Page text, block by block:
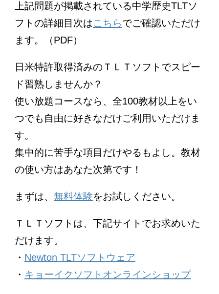
上記問題が掲載されている中学歴史TLTソ
フトの詳細目次はこちらでご確認いただけ
ます。（PDF）
日米特許取得済みのＴＬＴソフトでスピー
ド習熟しませんか？
使い放題コースなら、全100教材以上をい
つでも自由に好きなだけご利用いただけま
す。
集中的に苦手な項目だけやるもよし。教材
の使い方はあなた次第です！
まずは、 無料体験をお試しください。
ＴＬＴソフトは、下記サイトでお求めいた
だけます。
・ Newton TLTソフトウェア
・ キョーイクソフトオンラインショップ